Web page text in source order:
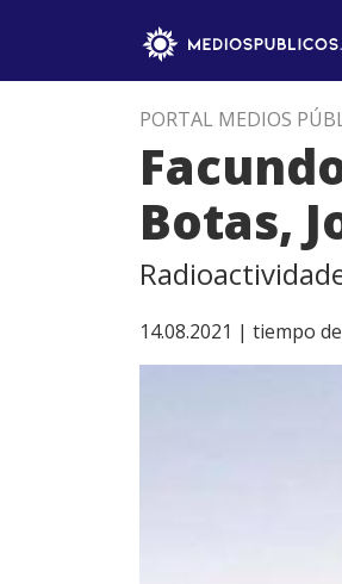
PORTAL MEDIOS
Botas,
14.08.2021 | tiempo